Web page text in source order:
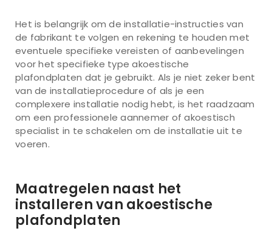
Het is belangrijk om de installatie-instructies van
de fabrikant te volgen en rekening te houden met
eventuele specifieke vereisten of aanbevelingen
voor het specifieke type akoestische
plafondplaten dat je gebruikt. Als je niet zeker bent
van de installatieprocedure of als je een
complexere installatie nodig hebt, is het raadzaam
om een professionele aannemer of akoestisch
specialist in te schakelen om de installatie uit te
voeren.
Maatregelen naast het
installeren van akoestische
plafondplaten